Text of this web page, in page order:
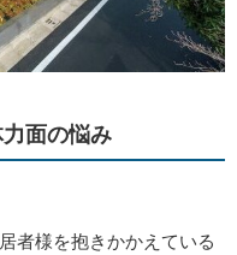
面の悩み
者様を抱きかかえている